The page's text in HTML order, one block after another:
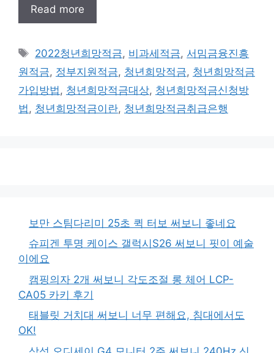
Read more
태
그
2022청년희망적금, 비과세적금, 서밈금융진흥
원적금, 정부지원적금, 청년희망적금, 청년희망적금
가입방법 , 청년희망적금대상, 청년희망적금신청방
법 , 청년희망적금이란, 청년희망적금취급은행
보만 스팀다리미 25초 퀵 터보 써보니 좋네요
슈피겐 투명 케이스 갤럭시S26 써보니 핏이 예술
이에요
캠핑의자 2개 써보니 각도조절 롱 체어 LCP-
CA05 카키 후기
태블릿 거치대 써보니 너무 편해요, 침대에서도
OK!